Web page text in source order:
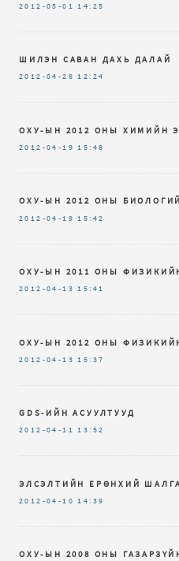
2012-05-01 14:25
ШИЛЭН САВАН ДАХЬ ДАЛАЙ
2012-04-26 12:24
ОХУ-ЫН 2012 ОНЫ ХИМИЙН
2012-04-19 15:48
ОХУ-ЫН 2012 ОНЫ
2012-04-19 15:42
ОХУ-ЫН 2011 ОНЫ
2012-04-13 15:41
ОХУ-ЫН 2012 ОНЫ
2012-04-13 15:37
GDS-ИЙН АСУУЛТУУД
2012-04-11 13:52
ЭЛСЭЛТИЙН ЕРӨНХИЙ
2012-04-10 14:39
ОХУ-ЫН 2008 ОНЫ